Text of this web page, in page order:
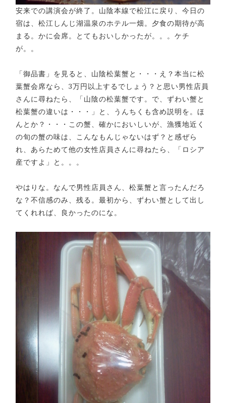
安来での講演会が終了。山陰本線で松江に戻り、今日の
宿は、松江しんじ湖温泉のホテル一畑。夕食の期待が高
まる。かに会席。とてもおいしかったが。。。ケチ
が。。
「御品書」を見ると、山陰松葉蟹と・・・え？本当に松
葉蟹会席なら、3万円以上するでしょう？と思い男性店員
さんに尋ねたら、「山陰の松葉蟹です。で、ずわい蟹と
松葉蟹の違いは・・・」と、うんちくも含め説明を。ほ
んとか？・・・この蟹、確かにおいしいが、漁獲地近く
の旬の蟹の味は、こんなもんじゃないはず？と感ぜら
れ、あらためて他の女性店員さんに尋ねたら、「ロシア
産ですよ」と。。。
やはりな。なんで男性店員さん、松葉蟹と言ったんだろ
な？不信感のみ、残る。最初から、ずわい蟹として出し
てくれれば、良かったのにな。